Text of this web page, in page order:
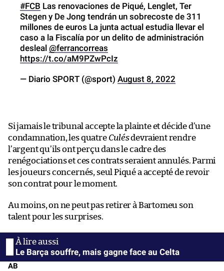
#FCB Las renovaciones de Piqué, Lenglet, Ter
Stegen y De Jong tendrán un sobrecoste de 311
millones de euros La junta actual estudia llevar el
caso a la Fiscalía por un delito de administración
desleal @ferrancorreas
https://t.co/aM9PZwPcIz
— Diario SPORT (@sport) August 8, 2022
Si jamais le tribunal accepte la plainte et décide d’une
condamnation, les quatre Culésdevraient rendre
l’argent qu’ils ont perçu dans le cadre des
renégociations et ces contrats seraient annulés. Parmi
les joueurs concernés, seul Piqué a accepté de revoir
son contrat pour le moment.
Au moins, on ne peut pas retirer à Bartomeu son
talent pour les surprises.
Le Barça souffre, mais gagne face au Celta
AB